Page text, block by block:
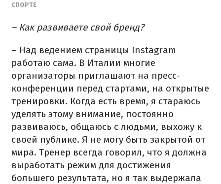
СПОРТЕ
– Как развиваете свой бренд?
– Над ведением страницы Instagram
работаю сама. В Италии многие
организаторы приглашают на пресс-
конференции перед стартами, на открытые
тренировки. Когда есть время, я стараюсь
уделять этому внимание, постоянно
развиваюсь, общаюсь с людьми, выхожу к
своей публике. Я не могу быть закрытой от
мира. Тренер всегда говорил, что я должна
выработать режим для достижения
большего результата, но я так выдержала